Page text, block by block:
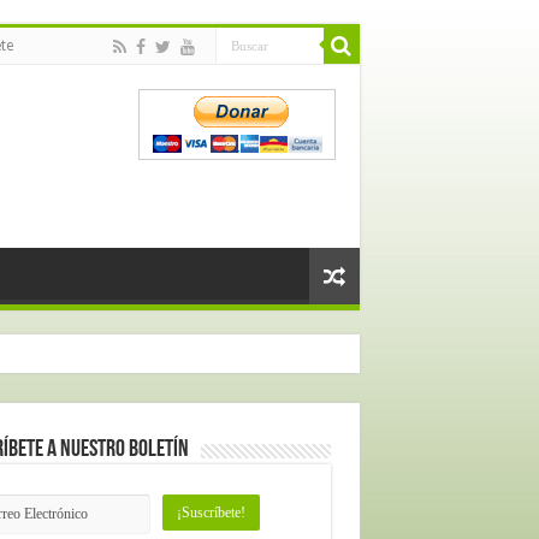
a nuestro Boletín